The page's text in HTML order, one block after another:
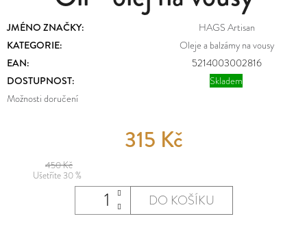
A
PROMOTION
JMÉNO ZNAČKY:
HAGS Artisan
KATEGORIE:
Oleje a balzámy na vousy
EAN:
5214003002816
DOSTUPNOST:
Skladem
Možnosti doručení
315 Kč
450 Kč
Ušetříte 30 %
DO KOŠÍKU
Ř
E
B
U